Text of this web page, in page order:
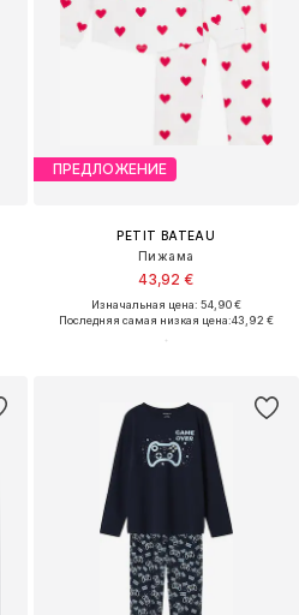
ПРЕДЛОЖЕНИЕ
PETIT BATEAU
Пижама
43,92 €
Изначальная цена: 54,90 €
Последняя самая низкая цена:43,92 €